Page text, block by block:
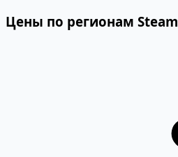
Цены по регионам Steam